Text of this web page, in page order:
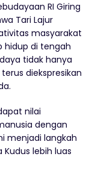
RI Giring
Tari Lajur
masyarakat
hidup di tengah
tidak hanya
diekspresikan
nilai
dengan
menjadi langkah
lebih luas